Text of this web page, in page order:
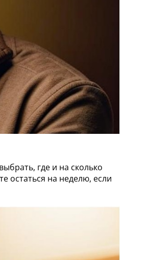
где и на сколько
остаться на неделю, если